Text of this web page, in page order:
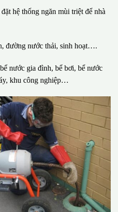
hệ thống ngăn mùi triệt để nhà
đường nước thải, sinh hoạt….
nước gia đình, bể bơi, bể nước
khu công nghiệp…